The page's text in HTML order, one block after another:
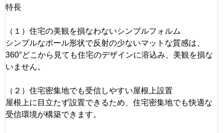
特長
（１）住宅の美観を損なわないシンプルフォルム
シンプルなポール形状で反射の少ないマットな質感は、
360°どこから見ても住宅のデザインに溶込み、美観を損な
いません。
（２）住宅密集地でも受信しやすい屋根上設置
屋根上に目立たず設置できるため、住宅密集地でも快適な
受信環境が構築できます。